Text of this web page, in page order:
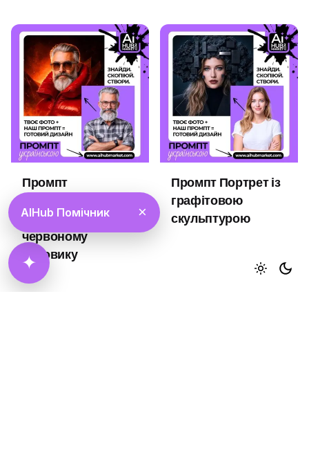
Промпт
fashion-портрет у
червоному
пуховику
Промпт Портрет із
графітовою
скульптурою
AIHub Помічник ×
✦